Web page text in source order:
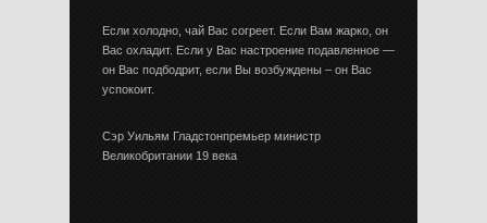
Если холодно, чай Вас согреет. Если Вам жарко, он
Вас охладит. Если у Вас настроение подавленное —
он Вас подбодрит, если Вы возбуждены – он Вас
успокоит.
Сэр Уильям Гладстонпремьер министр
Великобритании 19 века